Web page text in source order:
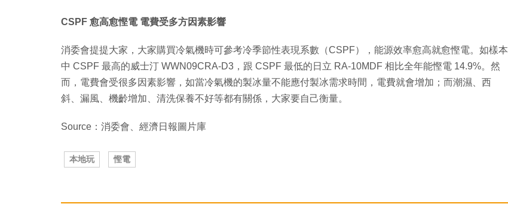
CSPF 愈高愈慳電 電費受多方因素影響
消委會提提大家，大家購買冷氣機時可參考冷季節性表現系數（CSPF），能源效率愈高就愈慳電。如樣本
中 CSPF 最高的威士汀 WWN09CRA-D3，跟 CSPF 最低的日立 RA-10MDF 相比全年能慳電 14.9%。然
而，電費會受很多因素影響，如當冷氣機的製冰量不能應付製冰需求時間，電費就會增加；而潮濕、西
斜、漏風、機齡增加、清洗保養不好等都有關係，大家要自己衡量。
Source：消委會、經濟日報圖片庫
本地玩 慳電